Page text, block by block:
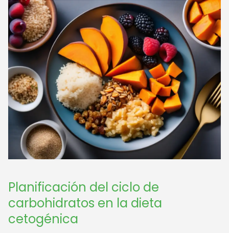
Planificación del ciclo de
carbohidratos en la dieta
cetogénica